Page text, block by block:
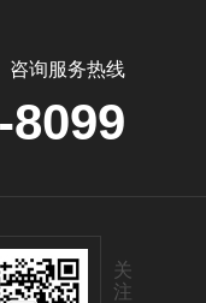
咨询服务热线
8099
关
注